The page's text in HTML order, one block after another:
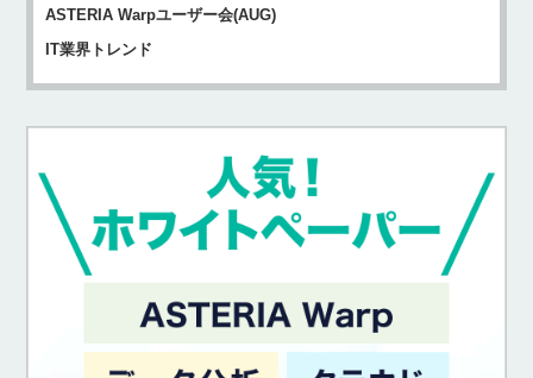
ASTERIA Warpユーザー会(AUG)
IT業界トレンド